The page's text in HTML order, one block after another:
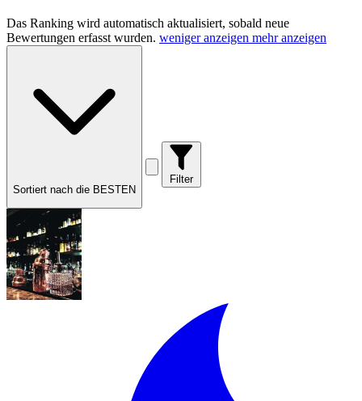
Das Ranking wird automatisch aktualisiert, sobald neue
Bewertungen erfasst wurden. weniger anzeigen mehr anzeigen
Sortiert nach die BESTEN
Filter